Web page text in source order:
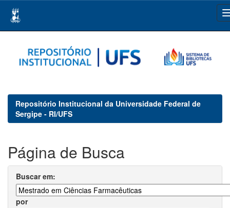
navigation
Repositório Institucional da Universidade Federal de
Sergipe - RI/UFS
Página de Busca
Buscar em:
por